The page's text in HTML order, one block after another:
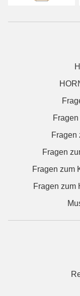
Fragen
Fragen
Fragen zum
Fragen zum